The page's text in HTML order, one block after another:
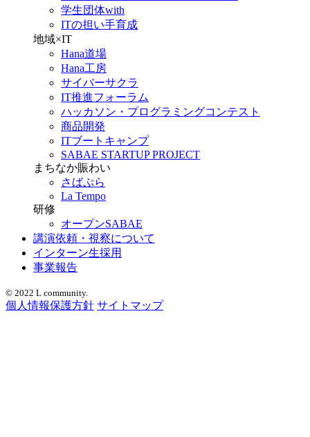
学生団体with
ITの担い手育成
地域×IT
Hana道場
Hana工房
サイバーサクラ
IT推進フォーラム
ハッカソン・プログラミングコンテスト
商品開発
ITブートキャンプ
SABAE STARTUP PROJECT
まちなか賑わい
さばぷら
La Tempo
研修
オープンSABAE
講演依頼・視察について
インターン生採用
事業報告
© 2022 L community.
個人情報保護方針 サイトマップ